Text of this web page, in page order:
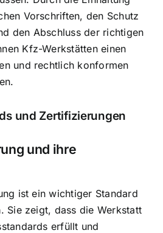
Vorschriften, den Schutz
den Abschluss der richtigen
Kfz-Werkstätten einen
und rechtlich konformen
und Zertifizierungen
und ihre
ist ein wichtiger Standard
Sie zeigt, dass die Werkstatt
erfüllt und